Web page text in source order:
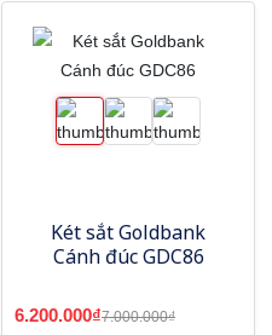
Két sắt Goldbank
Cánh đúc GDC86
6.200.000₫7.000.000₫